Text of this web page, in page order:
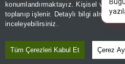
konumlandırmaktayız. Kişisel
toplanıp işlenir. Detaylı bilgi almak
inceleyebilirsiniz.
Tüm Çerezleri Kabul Et Çerez